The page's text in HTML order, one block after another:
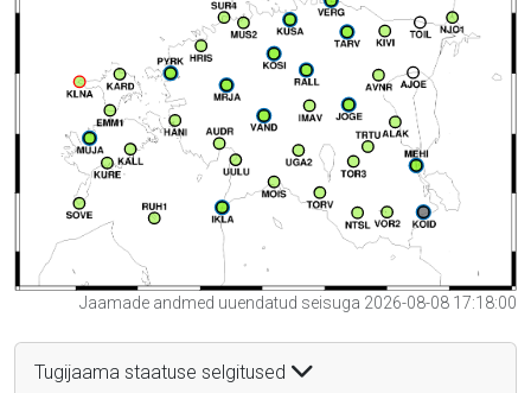
Jaamade andmed uuendatud seisuga 2026-08-08 17:18:00
Tugijaama staatuse selgitused